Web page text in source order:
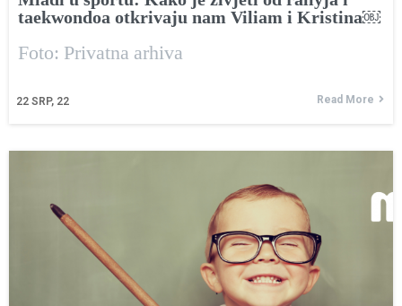
taekwondoa otkrivaju nam Viliam i Kristina￼
22 SRP, 22
Foto: Privatna arhiva
Read More